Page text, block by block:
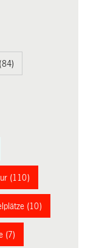
(110)
(10)
(7)